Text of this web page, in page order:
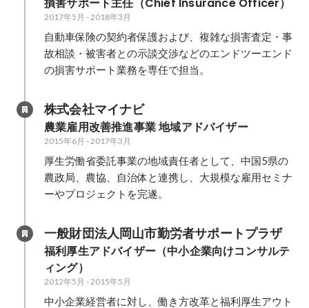
2017年5月 - 2018年3月
自動車保険の契約者保護および、複雑な損害査定・事
故相談・被害者との示談交渉などのエンドツーエンド
の損害サポート業務を専任で担当。
株式会社マイナビ
農業雇用改善推進事業 地域アドバイザー
2015年6月 - 2017年3月
厚生労働省委託事業の地域責任者として、中国5県の
農政局、農協、自治体と連携し、大規模な雇用セミナ
ーやプロジェクトを完遂。
一般財団法人岡山市勤労者サポートプラザ
福利厚生アドバイザー（中小企業向けコンサルテ
ィング）
2012年5月 - 2015年5月
中小企業経営者に対し、働き方改革と福利厚生アウト